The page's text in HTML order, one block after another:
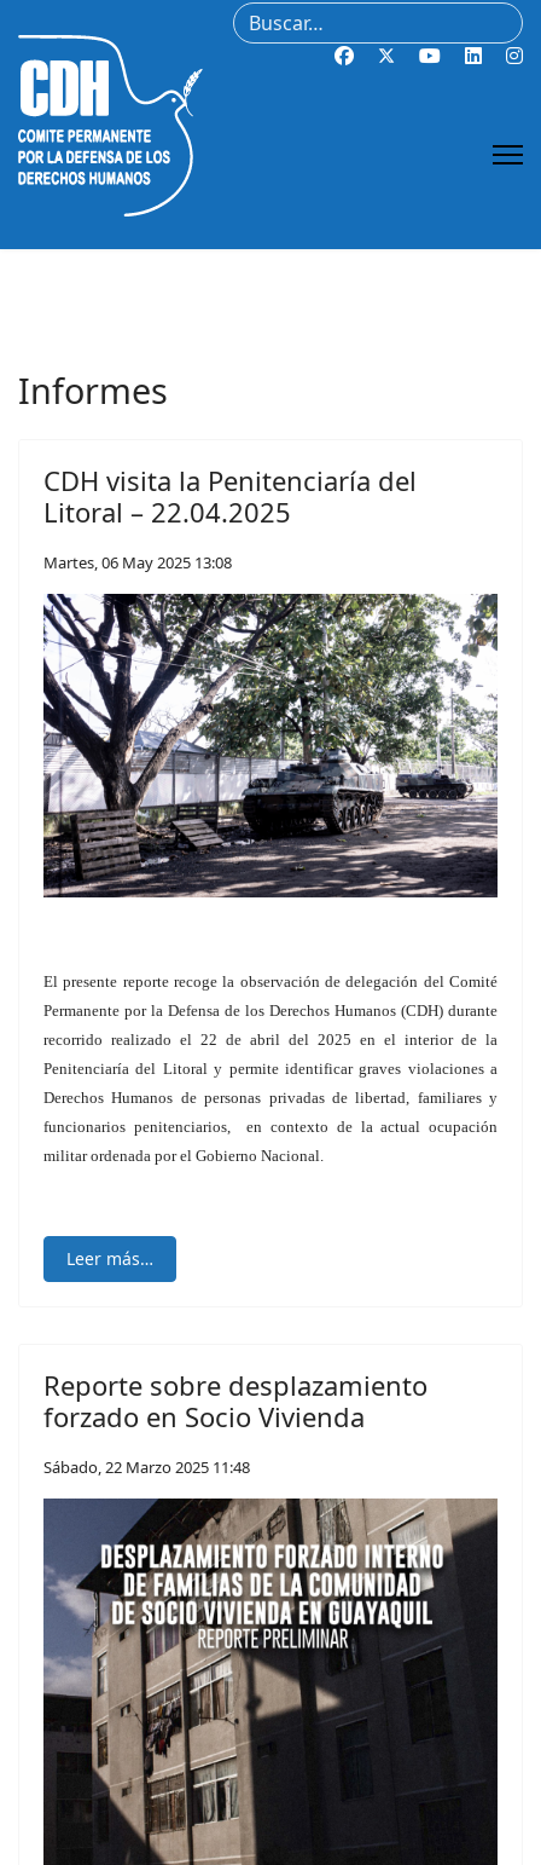
Buscar
Informes
CDH visita la Penitenciaría del
Litoral – 22.04.2025
Martes, 06 May 2025 13:08
El presente reporte recoge la observación de delegación del Comité
Permanente por la Defensa de los Derechos Humanos (CDH) durante
recorrido realizado el 22 de abril del 2025 en el interior de la
Penitenciaría del Litoral y permite identificar graves violaciones a
Derechos Humanos de personas privadas de libertad, familiares y
funcionarios penitenciarios, en contexto de la actual ocupación
militar ordenada por el Gobierno Nacional.
Leer más…
Reporte sobre desplazamiento
forzado en Socio Vivienda
Sábado, 22 Marzo 2025 11:48